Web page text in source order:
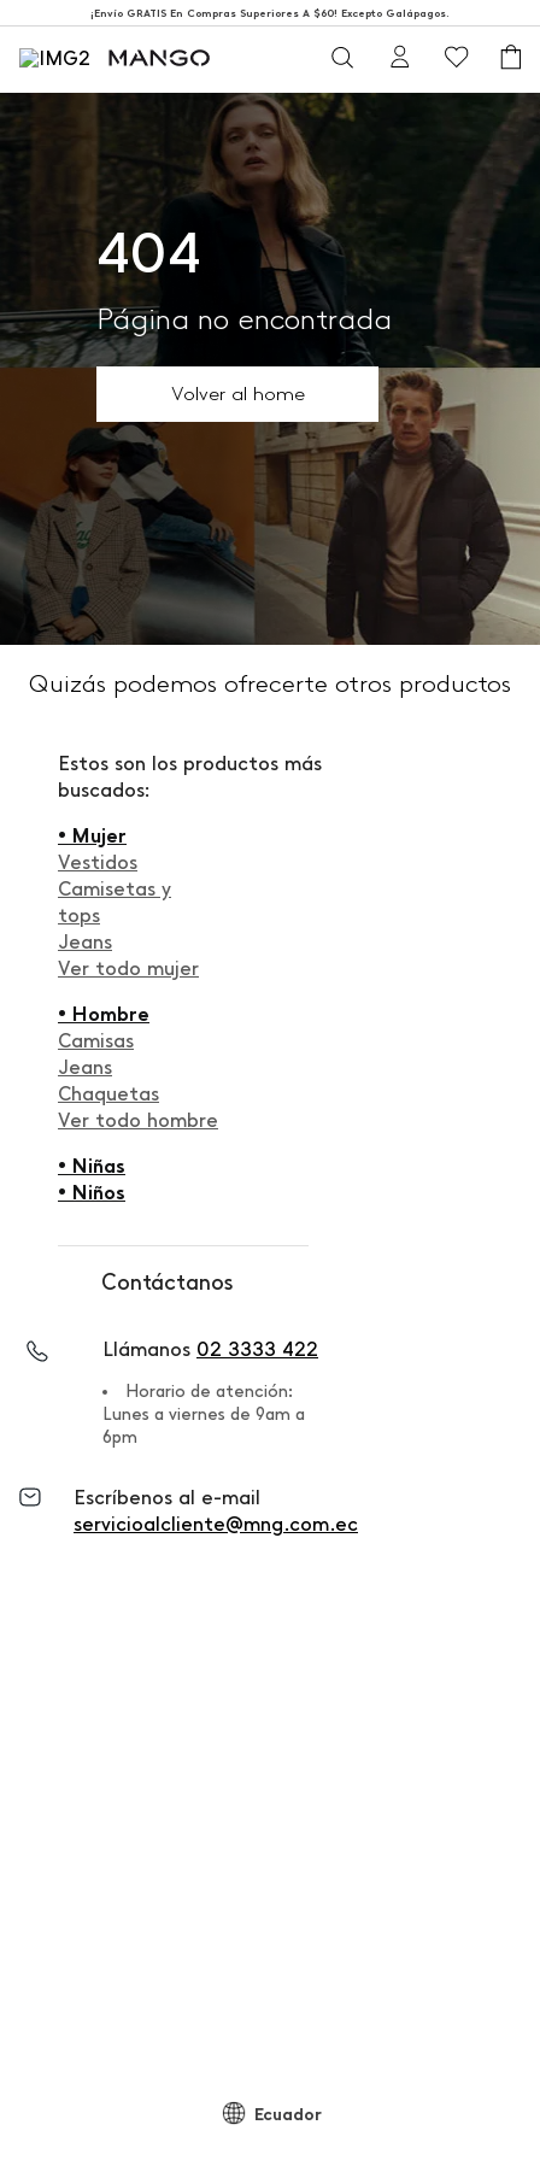
¡Envío GRATIS En Compras Superiores A $60! Excepto Galápagos.
404
Página no encontrada
Volver al home
Quizás podemos ofrecerte otros productos
Estos son los productos más
buscados:
• Mujer
Vestidos
Camisetas y
tops
Jeans
Ver todo mujer
• Hombre
Camisas
Jeans
Chaquetas
Ver todo hombre
• Niñas
• Niños
Contáctanos
Llámanos 02 3333 422
Horario de atención:
Lunes a viernes de 9am a
6pm
Escríbenos al e-mail
servicioalcliente@mng.com.ec
Ecuador